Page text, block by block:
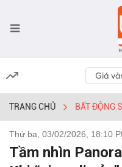
Giá
TRANG CHỦ BẤT ĐỘNG
Thứ ba, 03/02/2026, 18:10
Tầm nhìn